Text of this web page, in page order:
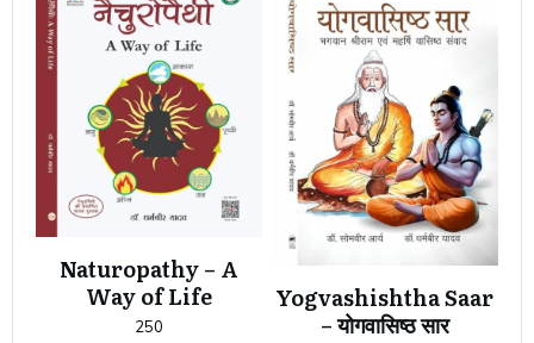
Naturopathy – A
Way of Life
250
Yogvashishtha Saar
– योगवासिष्ठ सार